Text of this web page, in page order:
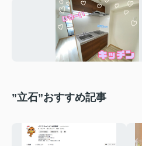
”立石”おすすめ記事